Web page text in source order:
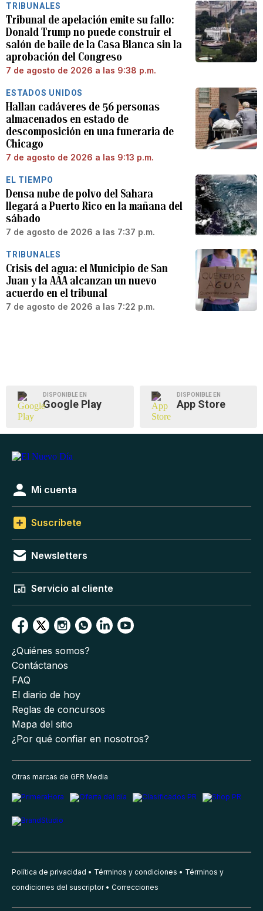
TRIBUNALES
Tribunal de apelación emite su fallo:
Donald Trump no puede construir el
salón de baile de la Casa Blanca sin la
aprobación del Congreso
7 de agosto de 2026 a las 9:38 p.m.
ESTADOS UNIDOS
Hallan cadáveres de 56 personas
almacenados en estado de
descomposición en una funeraria de
Chicago
7 de agosto de 2026 a las 9:13 p.m.
EL TIEMPO
Densa nube de polvo del Sahara
llegará a Puerto Rico en la mañana del
sábado
7 de agosto de 2026 a las 7:37 p.m.
TRIBUNALES
Crisis del agua: el Municipio de San
Juan y la AAA alcanzan un nuevo
acuerdo en el tribunal
7 de agosto de 2026 a las 7:22 p.m.
DISPONIBLE EN
Google Play
DISPONIBLE EN
App Store
Mi cuenta
Suscríbete
Newsletters
Servicio al cliente
¿Quiénes somos?
Contáctanos
FAQ
El diario de hoy
Reglas de concursos
Mapa del sitio
¿Por qué confiar en nosotros?
Otras marcas de GFR Media
Política de privacidad Términos y condiciones
Términos y
condiciones del suscriptor
Correcciones